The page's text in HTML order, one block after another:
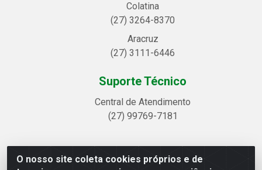
O nosso site coleta cookies próprios e de
Colatina
(27) 3264-8370
Aracruz
(27) 3111-6446
Suporte Técnico
Central de Atendimento
(27) 99769-7181
Linhavix Distribuidora LTDA - Avenida Alegre, 2521 -